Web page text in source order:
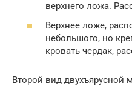
верхнего ложа.
Верхнее ложе,
небольшого, но
кровать чердак,
Второй вид двухъярусной